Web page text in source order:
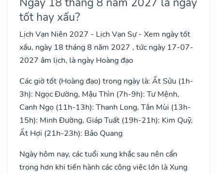
tốt hay xấu?
Lịch Vạn Niên 2027 - Lịch Vạn Sự - Xem ngày tốt
xấu, ngày 18 tháng 8 năm 2027 , tức ngày 17-07-
2027 âm lịch, là ngày Hoàng đạo
Các giờ tốt (Hoàng đạo) trong ngày là: Ất Sửu (1h-
3h): Ngọc Đường, Mậu Thìn (7h-9h): Tư Mệnh,
Canh Ngọ (11h-13h): Thanh Long, Tân Mùi (13h-
15h): Minh Đường, Giáp Tuất (19h-21h): Kim Quỹ,
Ất Hợi (21h-23h): Bảo Quang
Ngày hôm nay, các tuổi xung khắc sau nên cẩn
trọng hơn khi tiến hành các công việc lớn là Xung